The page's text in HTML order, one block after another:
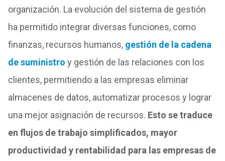
organización. La evolución del sistema de gestión
ha permitido integrar diversas funciones, como
finanzas, recursos humanos, gestión de la cadena
de suministro y gestión de las relaciones con los
clientes, permitiendo a las empresas eliminar
almacenes de datos, automatizar procesos y lograr
una mejor asignación de recursos. Esto se traduce
en flujos de trabajo simplificados, mayor
productividad y rentabilidad para las empresas de